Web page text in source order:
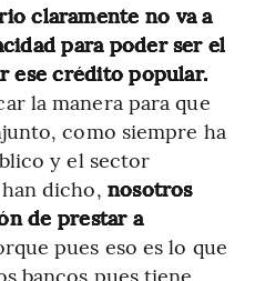
claramente no va a
para poder ser el
ese crédito popular.
la manera para que
como siempre ha
y el sector
dicho, nosotros
de prestar a
pues eso es lo que
bancos pues tiene